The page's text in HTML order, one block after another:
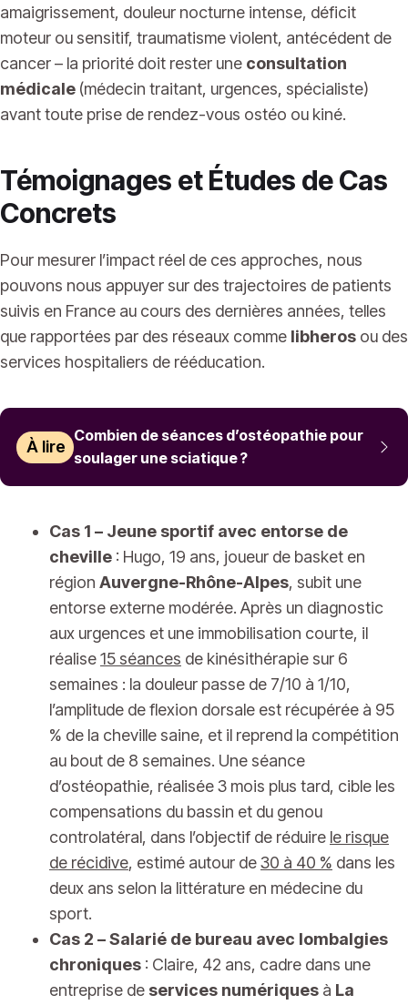
amaigrissement, douleur nocturne intense, déficit
moteur ou sensitif, traumatisme violent, antécédent de
cancer – la priorité doit rester une consultation
médicale (médecin traitant, urgences, spécialiste)
avant toute prise de rendez-vous ostéo ou kiné.
Témoignages et Études de Cas
Concrets
Pour mesurer l’impact réel de ces approches, nous
pouvons nous appuyer sur des trajectoires de patients
suivis en France au cours des dernières années, telles
que rapportées par des réseaux comme libheros ou des
services hospitaliers de rééducation.
À lire
Combien de séances d’ostéopathie pour
soulager une sciatique ?
Cas 1 – Jeune sportif avec entorse de
cheville : Hugo, 19 ans, joueur de basket en
région Auvergne-Rhône-Alpes, subit une
entorse externe modérée. Après un diagnostic
aux urgences et une immobilisation courte, il
réalise15 séances de kinésithérapie sur 6
semaines : la douleur passe de 7/10 à 1/10,
l’amplitude de flexion dorsale est récupérée à 95
% de la cheville saine, et il reprend la compétition
au bout de 8 semaines. Une séance
d’ostéopathie, réalisée 3 mois plus tard, cible les
compensations du bassin et du genou
controlatéral, dans l’objectif de réduire le risque
de récidive, estimé autour de30 à 40 % dans les
deux ans selon la littérature en médecine du
sport.
Cas 2 – Salarié de bureau avec lombalgies
chroniques : Claire, 42 ans, cadre dans une
entreprise de services numériques à La